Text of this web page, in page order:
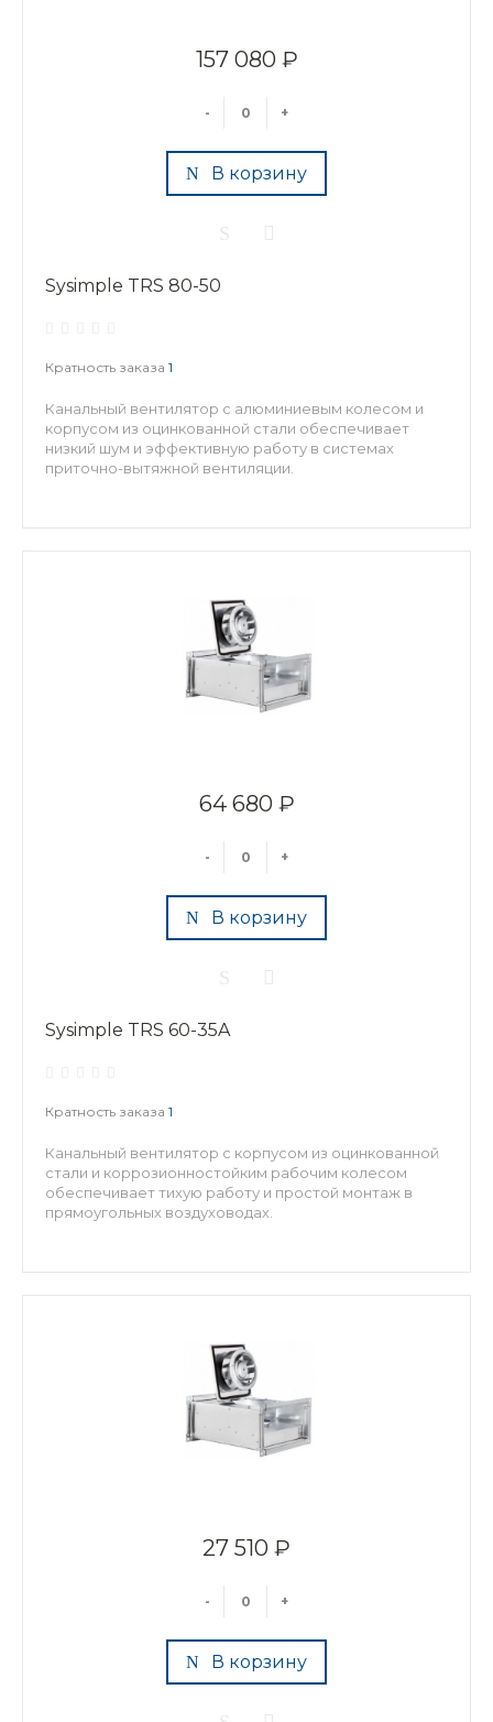
157 080 ₽
- +
В корзину
Sysimple TRS 80-50
Кратность заказа 1
Канальный вентилятор с алюминиевым колесом и
корпусом из оцинкованной стали обеспечивает
низкий шум и эффективную работу в системах
приточно-вытяжной вентиляции.
64 680 ₽
- +
В корзину
Sysimple TRS 60-35A
Кратность заказа 1
Канальный вентилятор с корпусом из оцинкованной
стали и коррозионностойким рабочим колесом
обеспечивает тихую работу и простой монтаж в
прямоугольных воздуховодах.
27 510 ₽
- +
В корзину